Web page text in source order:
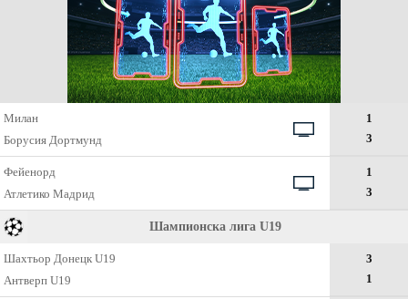
Милан
Борусия Дортмунд
1
3
Фейенорд
Атлетико Мадрид
1
3
Шампионска лига U19
Шахтьор Донецк U19
Антверп U19
3
1